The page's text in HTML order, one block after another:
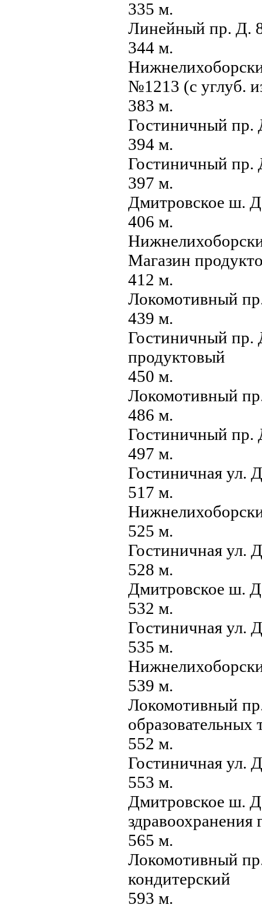
335 м.
Линейный пр. Д.
344 м.
№1213 (с углуб.
383 м.
Гостиничный пр.
394 м.
Гостиничный
397 м.
Дмитровское ш.
406 м.
Магазин
412 м.
Локомотивный
439 м.
Гостиничный пр.
продуктовый
450 м.
Локомотивный
486 м.
Гостиничный пр.
497 м.
Гостиничная ул.
517 м.
525 м.
Гостиничная ул.
528 м.
Дмитровское ш.
532 м.
Гостиничная ул.
535 м.
539 м.
Локомотивный
образовательных
552 м.
Гостиничная ул.
553 м.
Дмитровское ш.
565 м.
Локомотивный
кондитерский
593 м.